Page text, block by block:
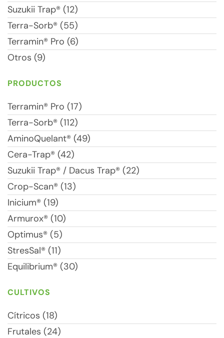
Suzukii Trap® (12)
Terra-Sorb® (55)
Terramin® Pro (6)
Otros (9)
PRODUCTOS
Terramin® Pro (17)
Terra-Sorb® (112)
AminoQuelant® (49)
Cera-Trap® (42)
Suzukii Trap® / Dacus Trap® (22)
Crop-Scan® (13)
Inicium® (19)
Armurox® (10)
Optimus® (5)
StresSal® (11)
Equilibrium® (30)
CULTIVOS
Cítricos (18)
Frutales (24)